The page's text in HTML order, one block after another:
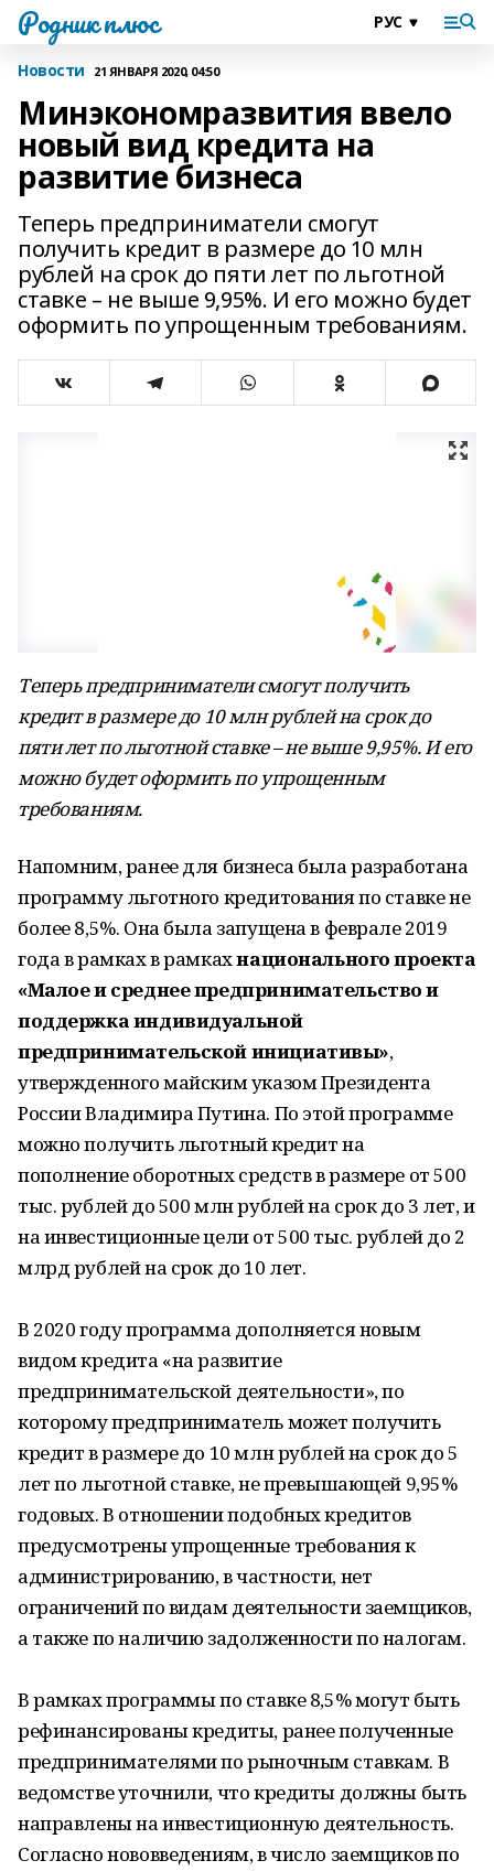
Родник плюс
Новости 21 ЯНВАРЯ 2020, 04:50
Минэкономразвития ввело
новый вид кредита на
развитие бизнеса
Теперь предприниматели смогут
получить кредит в размере до 10 млн
рублей на срок до пяти лет по льготной
ставке – не выше 9,95%. И его можно будет
оформить по упрощенным требованиям.
Теперь предприниматели смогут получить
кредит в размере до 10 млн рублей на срок до
пяти лет по льготной ставке – не выше 9,95%. И его
можно будет оформить по упрощенным
требованиям.
Напомним, ранее для бизнеса была разработана
программу льготного кредитования по ставке не
более 8,5%. Она была запущена в феврале 2019
года в рамках в рамкахнационального проекта
«Малое и среднее предпринимательство и
поддержка индивидуальной
предпринимательской инициативы»,
утвержденного майским указом Президента
России Владимира Путина. По этой программе
можно получить льготный кредит на
пополнение оборотных средств в размере от 500
тыс. рублей до 500 млн рублей на срок до 3 лет, и
на инвестиционные цели от 500 тыс. рублей до 2
млрд рублей на срок до 10 лет.
В 2020 году программа дополняется новым
видом кредита «на развитие
предпринимательской деятельности», по
которому предприниматель может получить
кредит в размере до 10 млн рублей на срок до 5
лет по льготной ставке, не превышающей 9,95%
годовых. В отношении подобных кредитов
предусмотрены упрощенные требования к
администрированию, в частности, нет
ограничений по видам деятельности заемщиков,
а также по наличию задолженности по налогам.
В рамках программы по ставке 8,5% могут быть
рефинансированы кредиты, ранее полученные
предпринимателями по рыночным ставкам. В
ведомстве уточнили, что кредиты должны быть
направлены на инвестиционную деятельность.
Согласно нововведениям, в число заемщиков по